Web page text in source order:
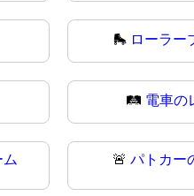
🛼 ローラー
🛤 電車の
ム 🚨 パトカー